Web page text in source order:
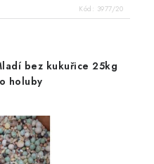
Kód: 3977/20
bez kukuřice 25kg
holuby